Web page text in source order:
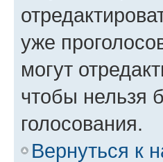
уже
могут
чтобы нельзя
голосования.
Вернуться к